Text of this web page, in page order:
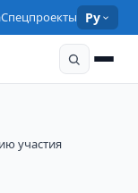
Спецпроекты Ру
участия